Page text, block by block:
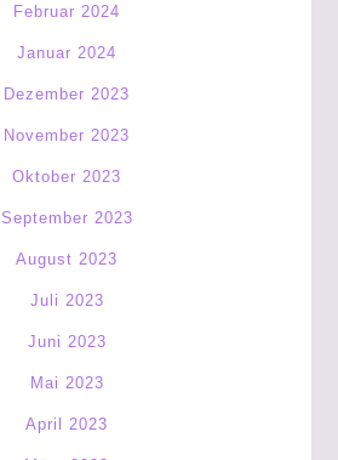
Februar 2024
Januar 2024
Dezember 2023
November 2023
Oktober 2023
September 2023
August 2023
Juli 2023
Juni 2023
Mai 2023
April 2023